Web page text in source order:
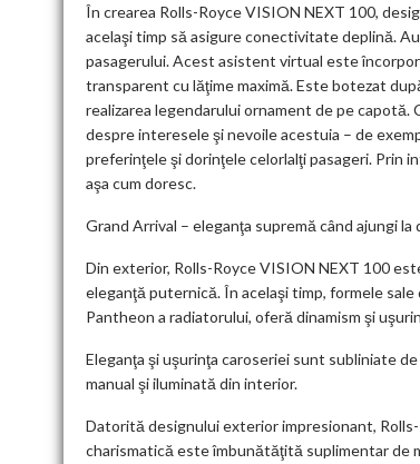
În crearea Rolls-Royce VISION NEXT 100,
acelaşi timp să asigure conectivitate deplină.
pasagerului. Acest asistent virtual este
transparent cu lăţime maximă. Este botezat
realizarea legendarului ornament de pe capotă.
despre interesele şi nevoile acestuia – de
preferinţele şi dorinţele celorlalţi pasageri. Prin
aşa cum doresc.
Grand Arrival – eleganţa supremă când ajungi la
Din exterior, Rolls-Royce VISION NEXT 100
eleganţă puternică. În acelaşi timp, formele
Pantheon a radiatorului, oferă dinamism şi
Eleganţa şi uşurinţa caroseriei sunt subliniate
manual şi iluminată din interior.
Datorită designului exterior impresionant,
charismatică este îmbunătăţită suplimentar de